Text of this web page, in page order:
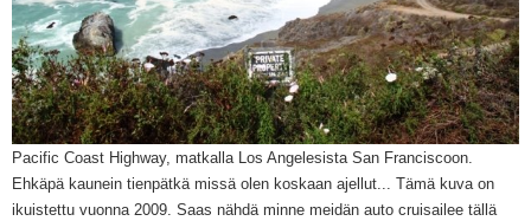
Pacific Coast Highway, matkalla Los Angelesista San Franciscoon.
Ehkäpä kaunein tienpätkä missä olen koskaan ajellut... Tämä kuva on
ikuistettu vuonna 2009. Saas nähdä minne meidän auto cruisailee tällä